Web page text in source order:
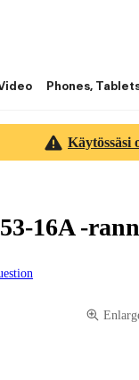
Phones,
Käytössäsi
16A -